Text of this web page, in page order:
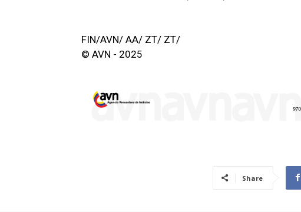
FIN/AVN/ AA/ ZT/ ZT/
© AVN - 2025
Share